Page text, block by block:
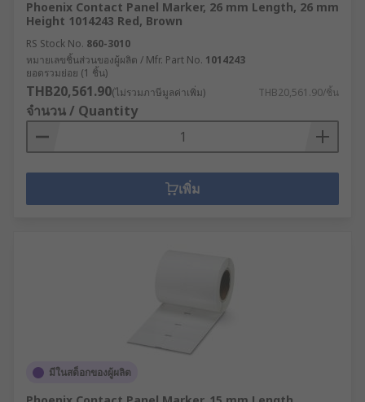
Phoenix Contact Panel Marker, 26 mm Length, 26 mm
Height 1014243 Red, Brown
RS Stock No. 860-3010
หมายเลขชิ้นส่วนของผู้ผลิต / Mfr. Part No. 1014243
ยอดรวมย่อย (1 ชิ้น)
THB20,561.90(ไม่รวมภาษีมูลค่าเพิ่ม) THB20,561.90/ชิ้น
จำนวน / Quantity
เพิ่ม
มีในสต็อกของผู้ผลิต